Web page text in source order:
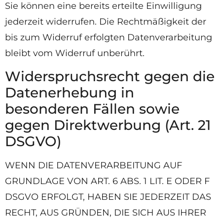
Sie können eine bereits erteilte Einwilligung
jederzeit widerrufen. Die Rechtmäßigkeit der
bis zum Widerruf erfolgten Datenverarbeitung
bleibt vom Widerruf unberührt.
Widerspruchsrecht gegen die
Datenerhebung in
besonderen Fällen sowie
gegen Direktwerbung (Art. 21
DSGVO)
WENN DIE DATENVERARBEITUNG AUF
GRUNDLAGE VON ART. 6 ABS. 1 LIT. E ODER F
DSGVO ERFOLGT, HABEN SIE JEDERZEIT DAS
RECHT, AUS GRÜNDEN, DIE SICH AUS IHRER